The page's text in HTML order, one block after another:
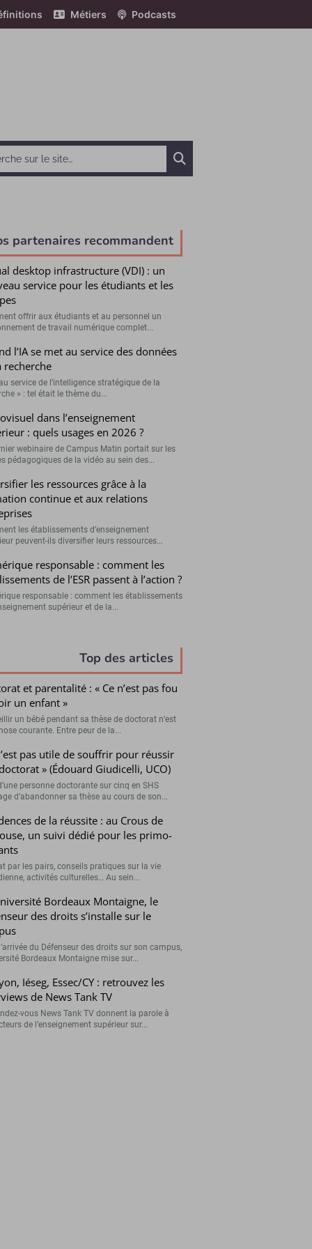
Métiers Podcasts
partenaires recommandent
desktop infrastructure (VDI) : un
service pour les étudiants et les
offrir aux étudiants et au personnel un
de travail numérique complet...
l’IA se met au service des données
recherche
au service de l’intelligence stratégique de la
» : tel était le thème du...
dans l’enseignement
: quels usages en 2026 ?
webinaire de Campus Matin portait sur les
pédagogiques de la vidéo au sein des...
les ressources grâce à la
continue et aux relations
les établissements d’enseignement
peuvent-ils diversifier leurs ressources...
responsable : comment les
de l’ESR passent à l’action ?
responsable : comment les établissements
supérieur et de la...
Top des articles
et parentalité : « Ce n’est pas fou
un enfant »
un bébé pendant sa thèse de doctorat n’est
courante. Entre peur de la...
pas utile de souffrir pour réussir
» (Édouard Giudicelli, UCO)
personne doctorante sur cinq en SHS
d’abandonner sa thèse au cours de son...
de la réussite : au Crous de
un suivi dédié pour les primo-
par les pairs, conseils pratiques sur la vie
activités culturelles… Au sein...
Bordeaux Montaigne, le
des droits s’installe sur le
du Défenseur des droits sur son campus,
Bordeaux Montaigne mise sur...
Iéseg, Essec/CY : retrouvez les
de News Tank TV
vous News Tank TV donnent la parole à
de l’enseignement supérieur sur...